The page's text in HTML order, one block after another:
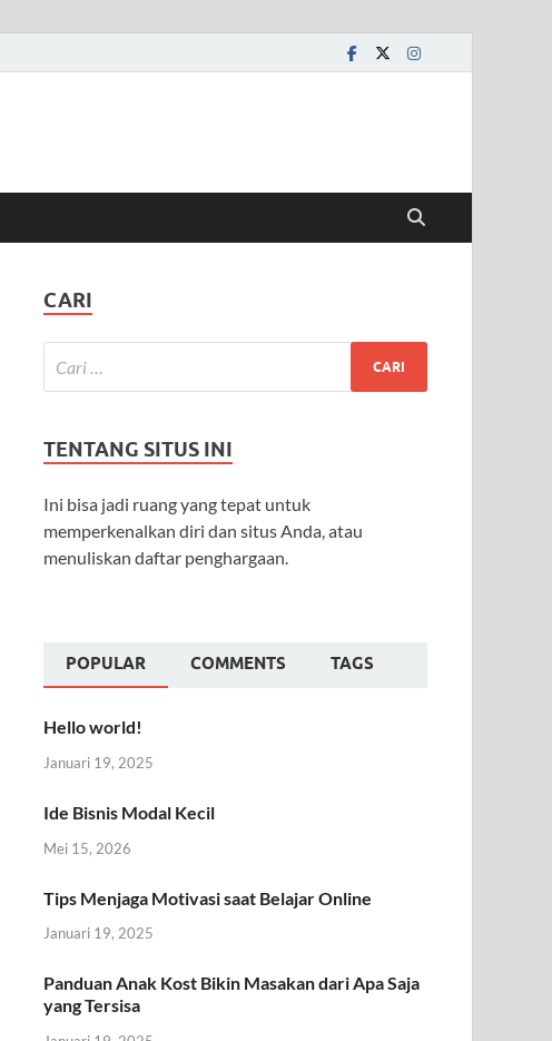
CARI
TENTANG SITUS INI
Ini bisa jadi ruang yang tepat untuk
memperkenalkan diri dan situs Anda, atau
menuliskan daftar penghargaan.
POPULAR COMMENTS TAGS
Hello world!
Januari 19, 2025
Ide Bisnis Modal Kecil
Mei 15, 2026
Tips Menjaga Motivasi saat Belajar Online
Januari 19, 2025
Panduan Anak Kost Bikin Masakan dari Apa Saja
yang Tersisa